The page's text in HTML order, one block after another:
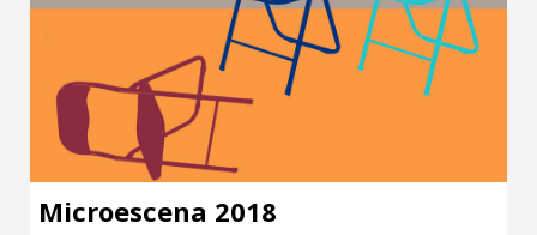
Microescena 2018